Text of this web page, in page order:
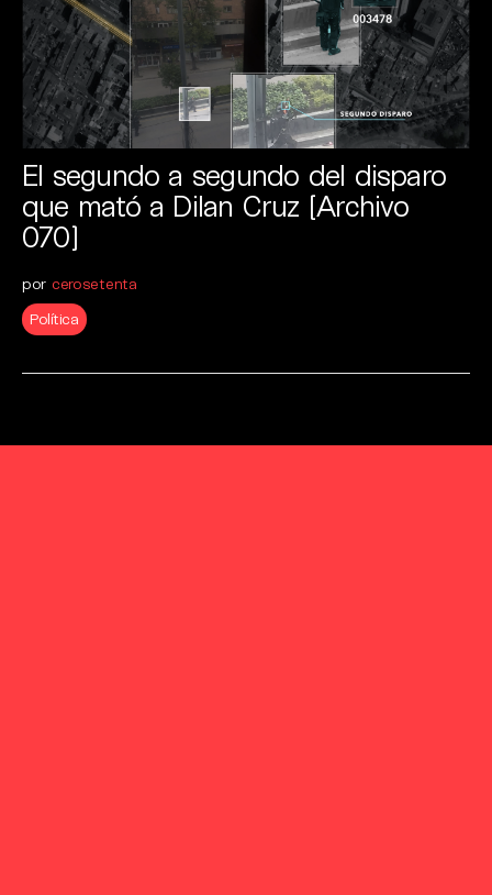
El segundo a segundo del disparo
que mató a Dilan Cruz [Archivo
070]
por cerosetenta
Política